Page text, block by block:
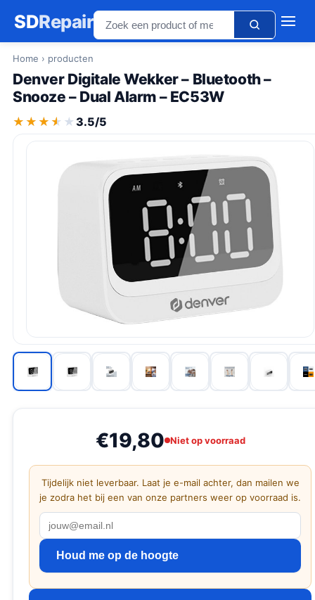
SDRepair
Home › producten
Denver Digitale Wekker – Bluetooth –
Snooze – Dual Alarm – EC53W
★★★★★
★★★★★ 3.5/5
€19,80 Niet op voorraad
Tijdelijk niet leverbaar. Laat je e-mail achter, dan mailen we
je zodra het bij een van onze partners weer op voorraad is.
Houd me op de hoogte